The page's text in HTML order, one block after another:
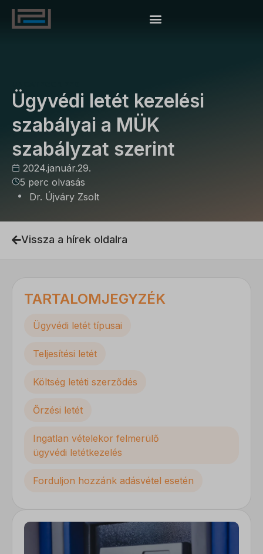
Ügyvédi letét kezelési
szabályai a MÜK
szabályzat szerint
2024.január.29.
5 perc olvasás
Dr. Újváry Zsolt
Vissza a hírek oldalra
TARTALOMJEGYZÉK
Ügyvédi letét típusai
Teljesítési letét
Költség letéti szerződés
Őrzési letét
Ingatlan vételekor felmerülő
ügyvédi letétkezelés
Forduljon hozzánk adásvétel esetén